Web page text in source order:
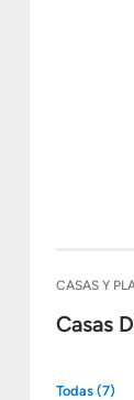
CASAS Y
Casas
Todas (7)